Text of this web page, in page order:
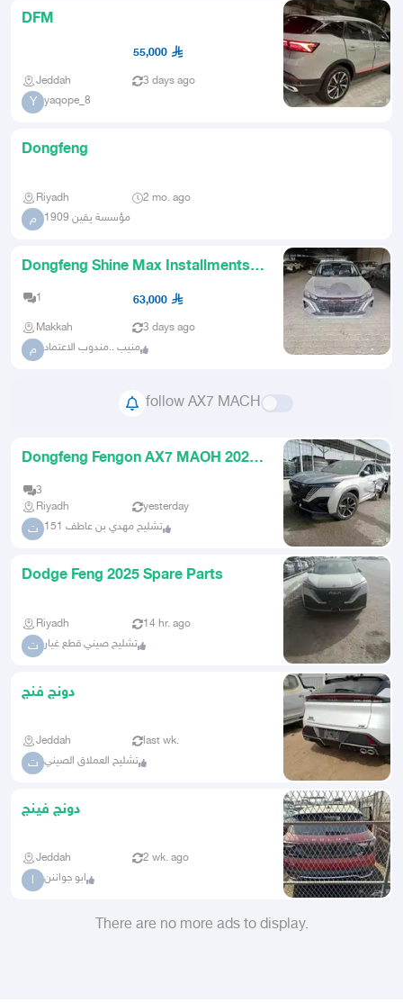
DFM
55,000
Jeddah 3 days ago
Y yaqope_8
Dongfeng
Riyadh 2 mo. ago
م مؤسسة يقين 1909
Dongfeng Shine Max Installments
1 63,000
Makkah 3 days ago
م منيب ..مندوب الاعتماد
follow AX7 MACH
Dongfeng Fengon AX7 MAOH 2025
3
Riyadh
yesterday
ت تشليح مهدي بن عاطف 151
Dodge Feng 2025 Spare Parts
Riyadh 14 hr. ago
ت تشليح صيني قطع غيار
دونج فنج
Jeddah last wk.
ت تشليح العملاق الصيني
دونج فينج
Jeddah 2 wk. ago
ا ابو جواننن
There are no more ads to display.